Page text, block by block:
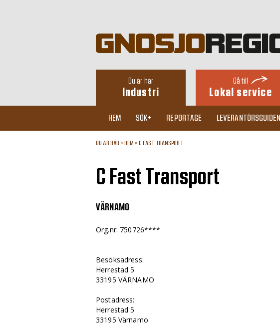
Du är här
Industri
Gå till
Lokal service
HEM SÖK+ REPORTAGE LEVERANTÖRSGUIDEN
DU ÄR HÄR » HEM » C FAST TRANSPORT
C Fast Transport
VÄRNAMO
Org.nr: 750726****
Besöksadress:
Herrestad 5
33195 VÄRNAMO
Postadress:
Herrestad 5
33195 Värnamo